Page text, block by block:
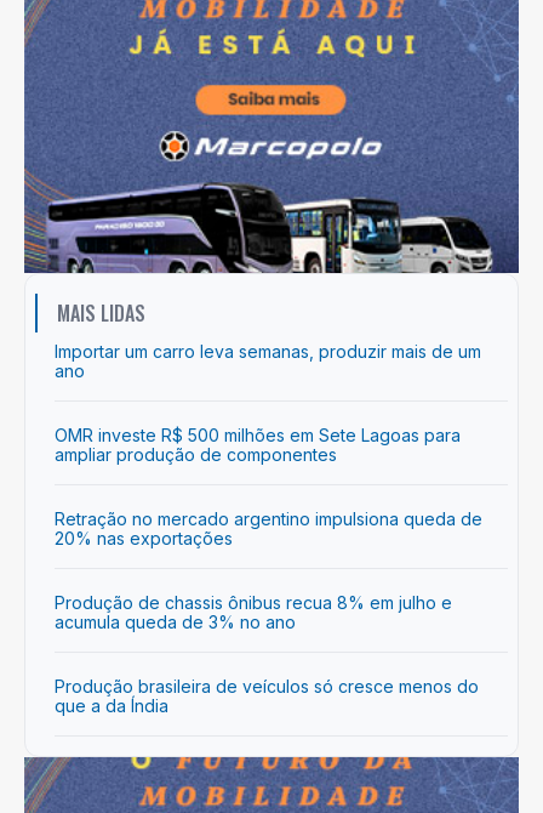
MAIS LIDAS
Importar um carro leva semanas, produzir mais de um
ano
OMR investe R$ 500 milhões em Sete Lagoas para
ampliar produção de componentes
Retração no mercado argentino impulsiona queda de
20% nas exportações
Produção de chassis ônibus recua 8% em julho e
acumula queda de 3% no ano
Produção brasileira de veículos só cresce menos do
que a da Índia